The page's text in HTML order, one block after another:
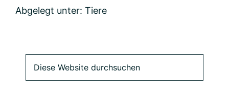
Abgelegt unter: Tiere
Primäre
Seitenleiste
Website